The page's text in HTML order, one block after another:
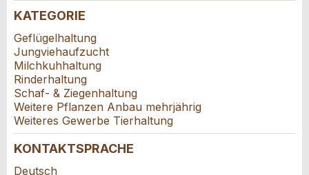
Nachricht
* Eingabe erforderlich
* Eingabe erforderlich
ANZEIGE WEITEREMPFEHLEN
Schliessen
Adresszusatz:
Strasse und Nr. *:
PLZ / Ort *:
E-Mail *:
Kontakt
Verfassen Sie eine Nachricht für die
Kontaktpersonen dieser Anzeige.
KATEGORIE
Geflügelhaltung
Jungviehaufzucht
Milchkuhhaltung
Rinderhaltung
Schaf- & Ziegenhaltung
Weitere Pflanzen Anbau mehrjährig
Weiteres Gewerbe Tierhaltung
KONTAKTSPRACHE
Deutsch